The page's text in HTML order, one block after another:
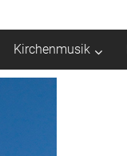
Kirchenmusik